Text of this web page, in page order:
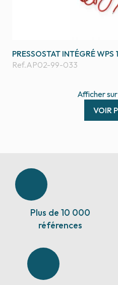
PRESSOSTAT INTÉGRÉ WPS
Ref.AP02-99-033
Affichersur
VOIR
Plus de 10 000
références